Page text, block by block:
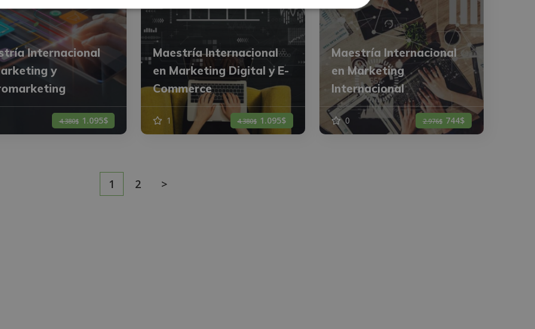
Internacional
y
4.380$ 1.095$
Maestría Internacional
en Marketing Digital y E-
Commerce
1 4.380$ 1.095$
Maestría Internacional
en Marketing
Internacional
0 2.976$ 744$
1 2 >